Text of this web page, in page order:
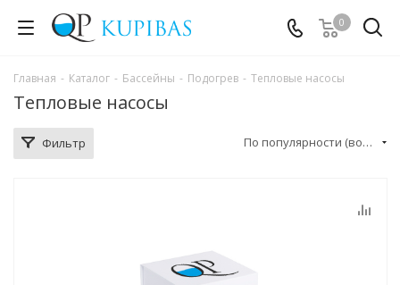
0
Главная - Каталог - Бассейны - Подогрев - Тепловые насосы
Тепловые насосы
Фильтр По популярности (возрастание)